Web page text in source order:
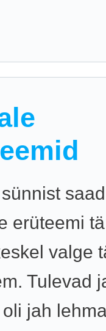
erüteemi
valge
Tulevad
jah